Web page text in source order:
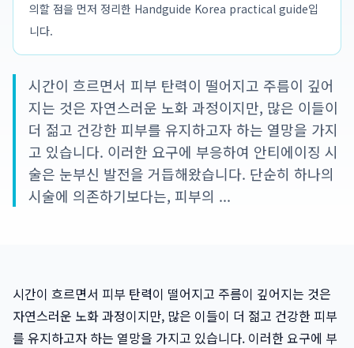
의할 점을 먼저 정리한 Handguide Korea practical guide입
니다.
시간이 흐르면서 피부 탄력이 떨어지고 주름이 깊어
지는 것은 자연스러운 노화 과정이지만, 많은 이들이
더 젊고 건강한 피부를 유지하고자 하는 열망을 가지
고 있습니다. 이러한 요구에 부응하여 안티에이징 시
술은 눈부신 발전을 거듭해왔습니다. 단순히 하나의
시술에 의존하기보다는, 피부의 ...
시간이 흐르면서 피부 탄력이 떨어지고 주름이 깊어지는 것은
자연스러운 노화 과정이지만, 많은 이들이 더 젊고 건강한 피부
를 유지하고자 하는 열망을 가지고 있습니다. 이러한 요구에 부